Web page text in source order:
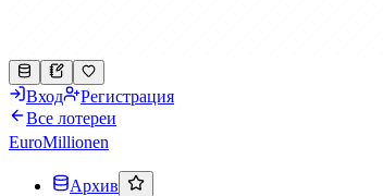
Вход
Регистрация
Все лотереи
EuroMillionen
Архив